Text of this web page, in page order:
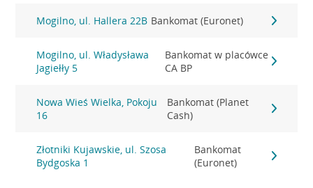
Mogilno, ul. Hallera 22B Bankomat (Euronet)
Mogilno, ul. Władysława
Jagiełły 5
Bankomat w placówce
CA BP
Nowa Wieś Wielka, Pokoju
16
Bankomat (Planet
Cash)
Złotniki Kujawskie, ul. Szosa
Bydgoska 1
Bankomat
(Euronet)